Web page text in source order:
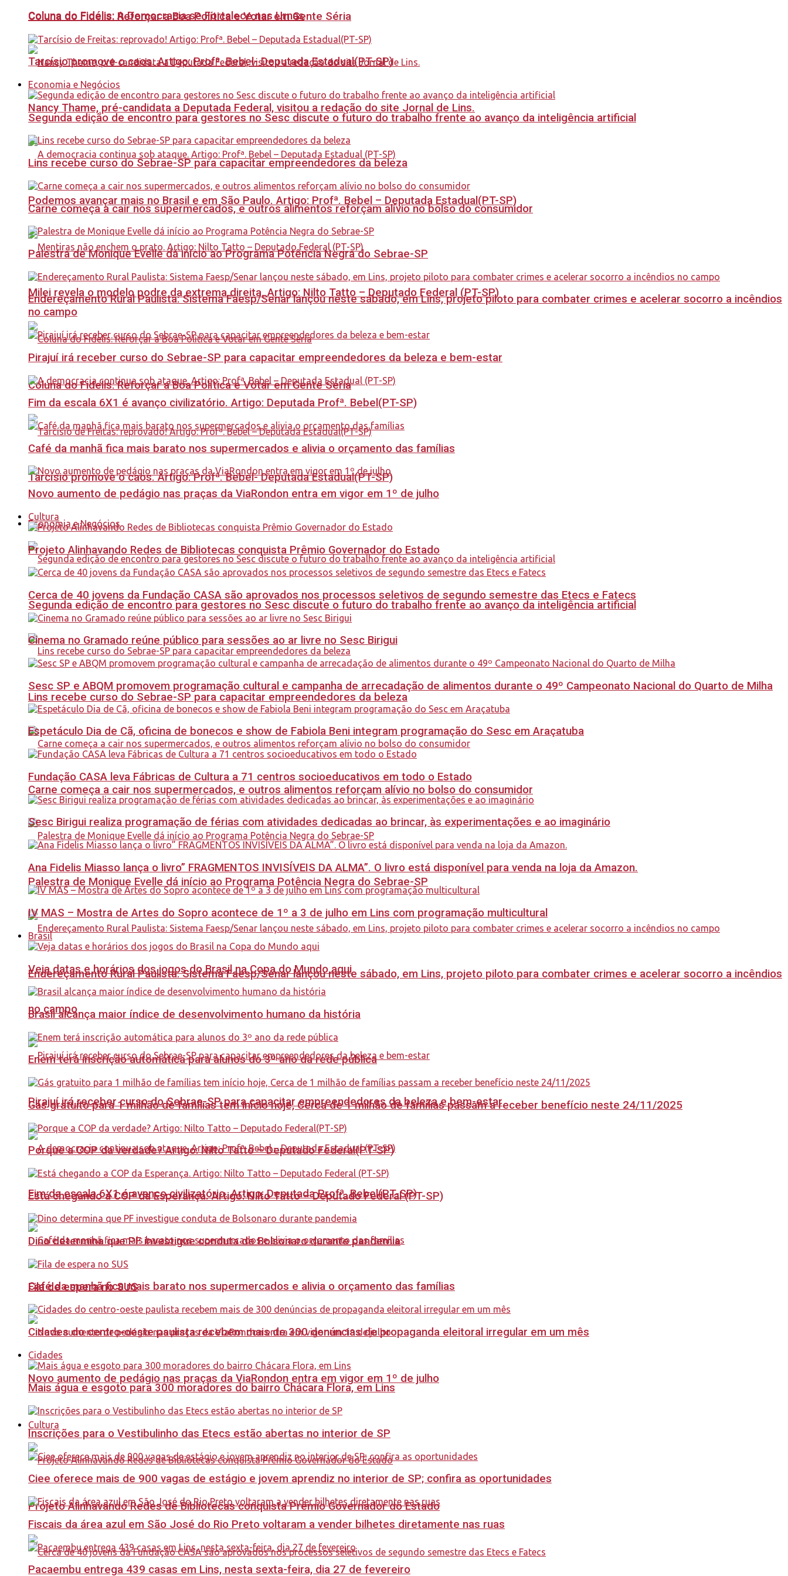
Coluna do Fidélis: A Democracia se Fortalece nas Urnas
Nancy Thame, pré-candidata a Deputada Federal, visitou a redação do site Jornal de Lins.
Podemos avançar mais no Brasil e em São Paulo. Artigo: Profª. Bebel – Deputada Estadual(PT-SP)
Milei revela o modelo podre da extrema direita. Artigo: Nilto Tatto – Deputado Federal (PT-SP)
Coluna do Fidelis: Reforçar a Boa Política e Votar em Gente Séria
Tarcísio promove o caos. Artigo: Profª. Bebel- Deputada Estadual(PT-SP)
Economia e Negócios
Segunda edição de encontro para gestores no Sesc discute o futuro do trabalho frente ao avanço da inteligência artificial
Lins recebe curso do Sebrae-SP para capacitar empreendedores da beleza
Carne começa a cair nos supermercados, e outros alimentos reforçam alívio no bolso do consumidor
Palestra de Monique Evelle dá início ao Programa Potência Negra do Sebrae-SP
Endereçamento Rural Paulista: Sistema Faesp/Senar lançou neste sábado, em Lins, projeto piloto para combater crimes e acelerar socorro a incêndios
no campo
Pirajuí irá receber curso do Sebrae-SP para capacitar empreendedores da beleza e bem-estar
Fim da escala 6X1 é avanço civilizatório. Artigo: Deputada Profª. Bebel(PT-SP)
Café da manhã fica mais barato nos supermercados e alivia o orçamento das famílias
Novo aumento de pedágio nas praças da ViaRondon entra em vigor em 1º de julho
Cultura
Projeto Alinhavando Redes de Bibliotecas conquista Prêmio Governador do Estado
Coluna do Fidelis: Reforçar a Boa Política e Votar em Gente Séria
Tarcísio promove o caos. Artigo: Profª. Bebel- Deputada Estadual(PT-SP)
Economia e Negócios
Segunda edição de encontro para gestores no Sesc discute o futuro do trabalho frente ao avanço da inteligência artificial
Lins recebe curso do Sebrae-SP para capacitar empreendedores da beleza
Carne começa a cair nos supermercados, e outros alimentos reforçam alívio no bolso do consumidor
Palestra de Monique Evelle dá início ao Programa Potência Negra do Sebrae-SP
Endereçamento Rural Paulista: Sistema Faesp/Senar lançou neste sábado, em Lins, projeto piloto para combater crimes e acelerar socorro a incêndios
no campo
Pirajuí irá receber curso do Sebrae-SP para capacitar empreendedores da beleza e bem-estar
Fim da escala 6X1 é avanço civilizatório. Artigo: Deputada Profª. Bebel(PT-SP)
Café da manhã fica mais barato nos supermercados e alivia o orçamento das famílias
Novo aumento de pedágio nas praças da ViaRondon entra em vigor em 1º de julho
Cultura
Projeto Alinhavando Redes de Bibliotecas conquista Prêmio Governador do Estado
Cerca de 40 jovens da Fundação CASA são aprovados nos processos seletivos de segundo semestre das Etecs e Fatecs
Cinema no Gramado reúne público para sessões ao ar livre no Sesc Birigui
Sesc SP e ABQM promovem programação cultural e campanha de arrecadação de alimentos durante o 49º Campeonato Nacional do Quarto de Milha
Espetáculo Dia de Cã, oficina de bonecos e show de Fabiola Beni integram programação do Sesc em Araçatuba
Fundação CASA leva Fábricas de Cultura a 71 centros socioeducativos em todo o Estado
Sesc Birigui realiza programação de férias com atividades dedicadas ao brincar, às experimentações e ao imaginário
Ana Fidelis Miasso lança o livro” FRAGMENTOS INVISÍVEIS DA ALMA”. O livro está disponível para venda na loja da Amazon.
IV MAS – Mostra de Artes do Sopro acontece de 1º a 3 de julho em Lins com programação multicultural
Brasil
Veja datas e horários dos jogos do Brasil na Copa do Mundo aqui
Brasil alcança maior índice de desenvolvimento humano da história
Enem terá inscrição automática para alunos do 3º ano da rede pública
Gás gratuito para 1 milhão de famílias tem início hoje, Cerca de 1 milhão de famílias passam a receber benefício neste 24/11/2025
Porque a COP da verdade? Artigo: Nilto Tatto – Deputado Federal(PT-SP)
Está chegando a COP da Esperança. Artigo: Nilto Tatto – Deputado Federal (PT-SP)
Dino determina que PF investigue conduta de Bolsonaro durante pandemia
Fila de espera no SUS
Cidades do centro-oeste paulista recebem mais de 300 denúncias de propaganda eleitoral irregular em um mês
Cidades
Mais água e esgoto para 300 moradores do bairro Chácara Flora, em Lins
Inscrições para o Vestibulinho das Etecs estão abertas no interior de SP
Ciee oferece mais de 900 vagas de estágio e jovem aprendiz no interior de SP; confira as oportunidades
Fiscais da área azul em São José do Rio Preto voltaram a vender bilhetes diretamente nas ruas
Pacaembu entrega 439 casas em Lins, nesta sexta-feira, dia 27 de fevereiro